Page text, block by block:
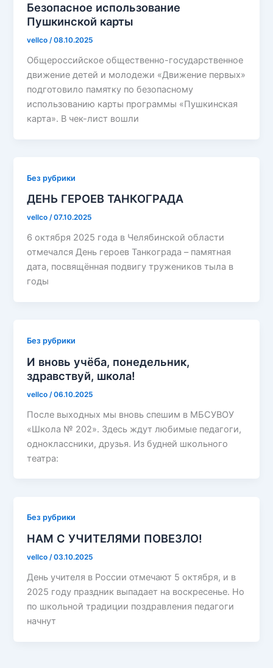
Безопасное использование
Пушкинской карты
vellco/08.10.2025
Общероссийское общественно-государственное
движение детей и молодежи «Движение первых»
подготовило памятку по безопасному
использованию карты программы «Пушкинская
карта». В чек-лист вошли
Без рубрики
ДЕНЬ ГЕРОЕВ ТАНКОГРАДА
vellco/07.10.2025
6 октября 2025 года в Челябинской области
отмечался День героев Танкограда – памятная
дата, посвящённая подвигу тружеников тыла в
годы
Без рубрики
И вновь учёба, понедельник,
здравствуй, школа!
vellco /06.10.2025
После выходных мы вновь спешим в МБСУВОУ
«Школа № 202». Здесь ждут любимые педагоги,
одноклассники, друзья. Из будней школьного
театра:
Без рубрики
НАМ С УЧИТЕЛЯМИ ПОВЕЗЛО!
vellco/03.10.2025
День учителя в России отмечают 5 октября, и в
2025 году праздник выпадает на воскресенье. Но
по школьной традиции поздравления педагоги
начнут